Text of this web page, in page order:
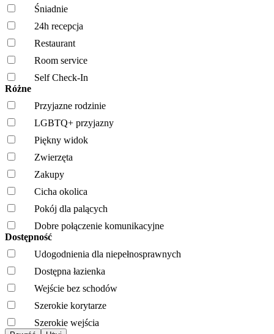
Śniadnie
24h recepcja
Restaurant
Room service
Self Check-In
Różne
Przyjazne rodzinie
LGBTQ+ przyjazny
Piękny widok
Zwierzęta
Zakupy
Cicha okolica
Pokój dla palących
Dobre połączenie komunikacyjne
Dostępność
Udogodnienia dla niepełnosprawnych
Dostępna łazienka
Wejście bez schodów
Szerokie korytarze
Szerokie wejścia